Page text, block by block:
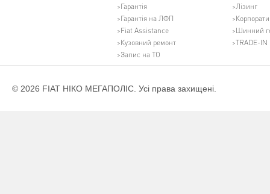
Гарантія
Гарантія на ЛФП
Fiat Assistance
Кузовний ремонт
Запис на ТО
Лізинг
Шинний
TRADE-IN
© 2026 FIAT НІКО МЕГАПОЛІС. Усі права захищені.